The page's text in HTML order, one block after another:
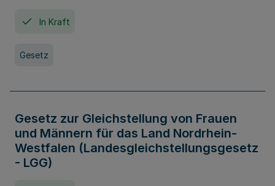
In Kraft
Gesetz
Gesetz zur Gleichstellung von Frauen
und Männern für das Land Nordrhein-
Westfalen (Landesgleichstellungsgesetz
- LGG)